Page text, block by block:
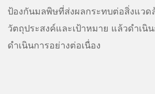
ป้องกันมลพิษที่ส่งผลกระทบต่อสิ่งแว
วัตถุประสงค์และเป้าหมาย แล้วดำเนิ
ดำเนินการอย่างต่อเนื่อง